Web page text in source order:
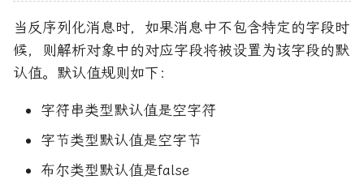
当反序列化消息时，如果消息中不包含特定的字段时
候，则解析对象中的对应字段将被设置为该字段的默
认值。默认值规则如下：
字符串类型默认值是空字符
字节类型默认值是空字节
布尔类型默认值是false